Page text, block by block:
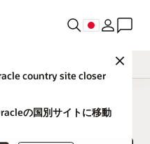
Close
country site closer
の国別サイトに移動